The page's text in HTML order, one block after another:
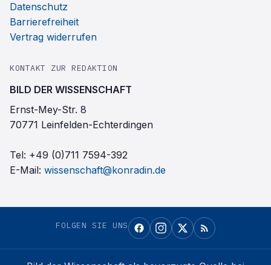
Datenschutz
Barrierefreiheit
Vertrag widerrufen
KONTAKT ZUR REDAKTION
BILD DER WISSENSCHAFT
Ernst-Mey-Str. 8
70771 Leinfelden-Echterdingen
Tel: +49 (0)711 7594-392
E-Mail: wissenschaft@konradin.de
FOLGEN SIE UNS